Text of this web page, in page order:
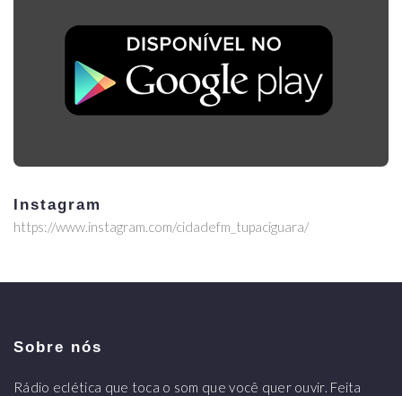
Instagram
https://www.instagram.com/cidadefm_tupaciguara/
Sobre nós
Rádio eclética que toca o som que você quer ouvir. Feita